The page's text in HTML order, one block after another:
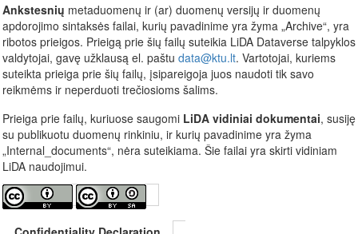
Ankstesnių metaduomenų ir (ar) duomenų versijų ir duomenų
apdorojimo sintaksės failai, kurių pavadinime yra žyma „Archive“, yra
ribotos prieigos. Prieigą prie šių failų suteikia LiDA Dataverse talpyklos
valdytojai, gavę užklausą el. paštu data@ktu.lt. Vartotojai, kuriems
suteikta prieiga prie šių failų, įsipareigoja juos naudoti tik savo
reikmėms ir neperduoti trečiosioms šalims.
Prieiga prie failų, kuriuose saugomi LiDA vidiniai dokumentai, susiję
su publikuotu duomenų rinkiniu, ir kurių pavadinime yra žyma
„Internal_documents“, nėra suteikiama. Šie failai yra skirti vidiniam
LiDA naudojimui.